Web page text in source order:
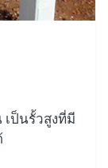
เป็นรั้วสูงที่มี